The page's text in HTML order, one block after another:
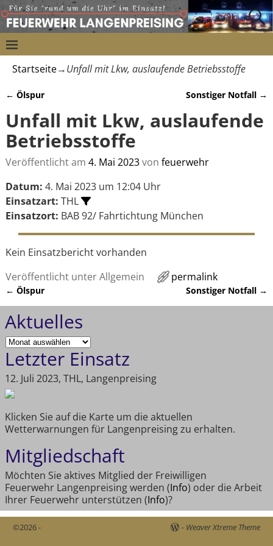
Startseite→Unfall mit Lkw, auslaufende Betriebsstoffe
← Ölspur Sonstiger Notfall →
Unfall mit Lkw, auslaufende
Betriebsstoffe
Veröffentlicht am 4. Mai 2023von feuerwehr
Datum: 4. Mai 2023 um 12:04 Uhr
Einsatzart: THL
Einsatzort: BAB 92/ Fahrtichtung München
Kein Einsatzbericht vorhanden
Veröffentlicht unterAllgemein permalink
Artikelnavigation
← Ölspur Sonstiger Notfall →
Aktuelles
Letzter Einsatz
12. Juli 2023, THL, Langenpreising
Klicken Sie auf die Karte um die aktuellen
Wetterwarnungen für Langenpreising zu erhalten.
Mitgliedschaft
Möchten Sie aktives Mitglied der Freiwilligen
Feuerwehr Langenpreising werden (Info) oder die Arbeit
Ihrer Feuerwehr unterstützen (Info)?
©2026 - - Weaver Xtreme Theme